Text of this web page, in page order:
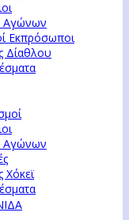
Αγώνων
Εκπρόσωποι
Δίαθλου
Αγώνων
Χόκεϊ